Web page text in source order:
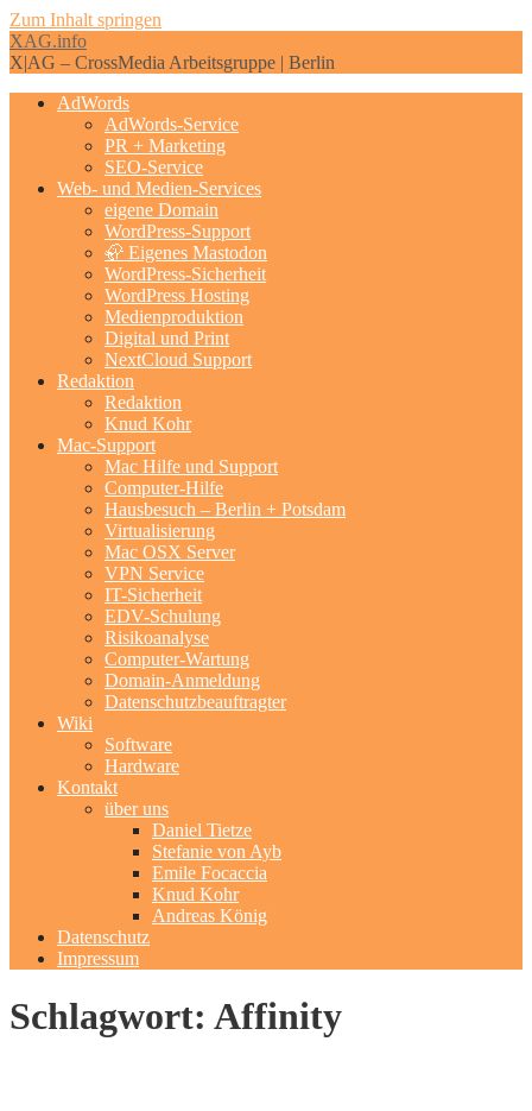
Zum Inhalt springen
XAG.info
X|AG – CrossMedia Arbeitsgruppe | Berlin
AdWords
AdWords-Service
PR + Marketing
SEO-Service
Web- und Medien-Services
eigene Domain
WordPress-Support
🦣 Eigenes Mastodon
WordPress-Sicherheit
WordPress Hosting
Medienproduktion
Digital und Print
NextCloud Support
Redaktion
Redaktion
Knud Kohr
Mac-Support
Mac Hilfe und Support
Computer-Hilfe
Hausbesuch – Berlin + Potsdam
Virtualisierung
Mac OSX Server
VPN Service
IT-Sicherheit
EDV-Schulung
Risikoanalyse
Computer-Wartung
Domain-Anmeldung
Datenschutzbeauftragter
Wiki
Software
Hardware
Kontakt
über uns
Daniel Tietze
Stefanie von Ayb
Emile Focaccia
Knud Kohr
Andreas König
Datenschutz
Impressum
Schlagwort: Affinity